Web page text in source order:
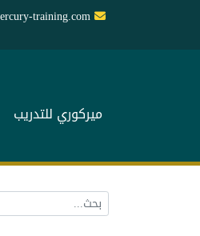
training.com
ميركوري للتدريب